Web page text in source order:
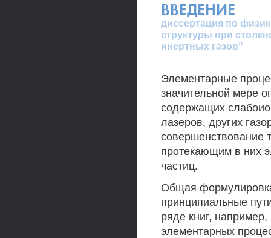
ВВЕДЕНИЕ
диссертация по
структуры при
инертных газов"
Элементарные
значительной мере
содержащих
лазеров, других
совершенствование
протекающим в них
частиц.
Общая
принципиальные
ряде книг,
элементарных